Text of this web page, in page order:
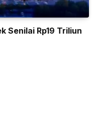
Senilai Rp19 Triliun